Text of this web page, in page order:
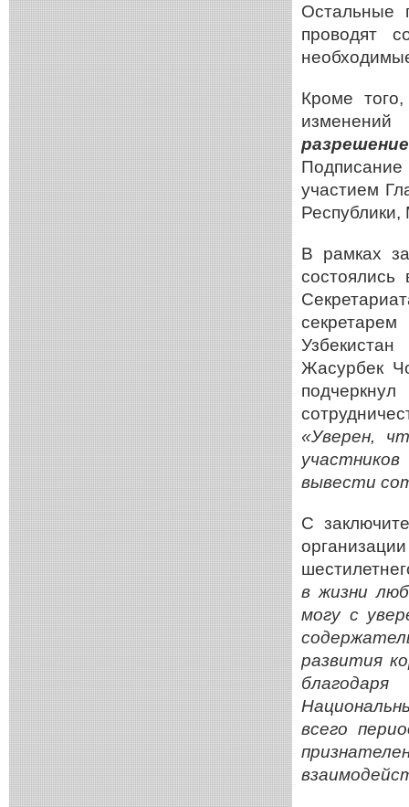
Остальные
проводят
Кроме
Подписание
участием
В
рамках
состоялись
секретарем
Жасурбек
«Уверен,
вывести
С
в жизни
могу с
развития
всего